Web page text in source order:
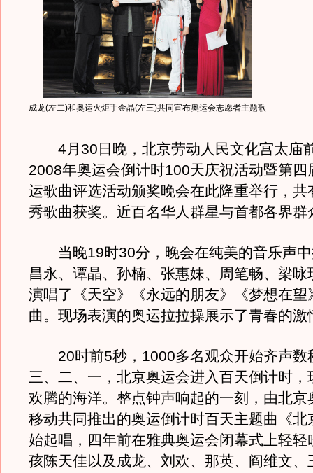
成龙(左二)和奥运火炬手金晶(左三)共同宣布奥运会志愿者主题歌
4月30日晚，北京劳动人民文化宫太庙
2008年奥运会倒计时100天庆祝活动暨第四
运歌曲评选活动颁奖晚会在此隆重举行，共
秀歌曲获奖。近百名华人群星与首都各界群
当晚19时30分，晚会在纯美的音乐声中
昌永、谭晶、孙楠、张惠妹、周笔畅、梁咏
演唱了《天空》《永远的朋友》《梦想在望
曲。现场表演的奥运拉拉操展示了青春的激
20时前5秒，1000多名观众开始齐声数
三、二、一，北京奥运会进入百天倒计时，
欢腾的海洋。整点钟声响起的一刻，由北京
移动共同推出的奥运倒计时百天主题曲《北
始起唱，四年前在雅典奥运会闭幕式上轻轻
孩陈天佳以及成龙、刘欢、那英、阎维文、